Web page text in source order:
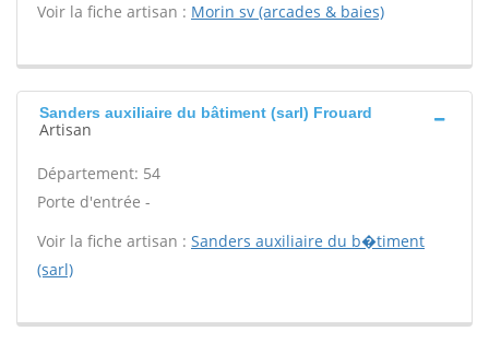
Voir la fiche artisan : Morin sv (arcades & baies)
Sanders auxiliaire du bâtiment (sarl) Frouard
Artisan
Département: 54
Porte d'entrée -
Voir la fiche artisan : Sanders auxiliaire du b�timent
(sarl)